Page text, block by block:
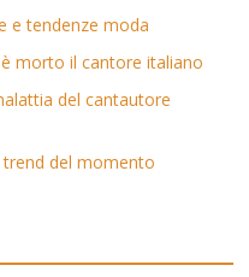
e tendenze moda
morto il cantore italiano
del cantautore
del momento